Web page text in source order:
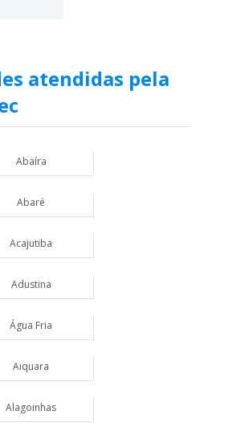
atendidas pela
Abaíra
Abaré
Acajutiba
Adustina
Água Fria
Aiquara
Alagoinhas